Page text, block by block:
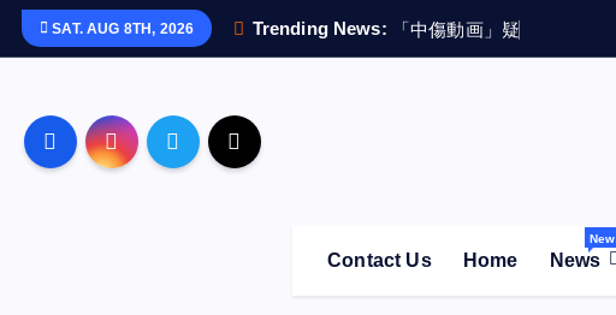
SAT. AUG 8TH, 2026 Trending News: 「中傷動画」 疑
Contact Us Home News
New